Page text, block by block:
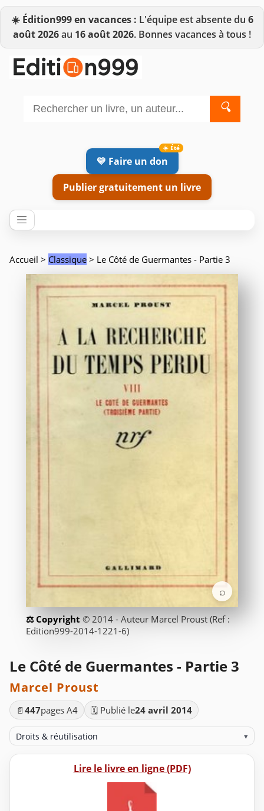
☀️ Édition999 en vacances : L'équipe est absente du 6
août 2026au 16 août 2026. Bonnes vacances à tous !
🔍
💛 Faire un don
Publier gratuitement un livre
Accueil > Classique > Le Côté de Guermantes - Partie 3
⌕
© 2014 - Auteur Marcel Proust (Ref :
Edition999-2014-1221-6)
Le Côté de Guermantes - Partie 3
Marcel Proust
📄 447pages A4 🗓️ Publié le24 avril 2014
Droits & réutilisation ▾
Lire le livre en ligne (PDF)